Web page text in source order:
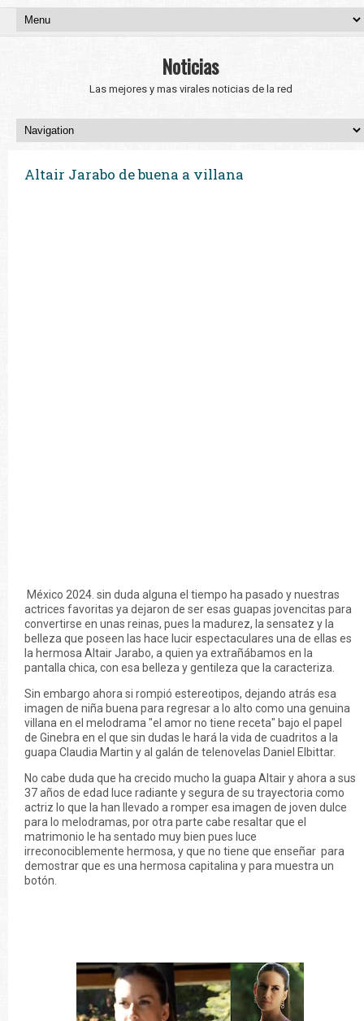
Noticias
Las mejores y mas virales noticias de la red
Altair Jarabo de buena a villana
México 2024. sin duda alguna el tiempo ha pasado y nuestras
actrices favoritas ya dejaron de ser esas guapas jovencitas para
convertirse en unas reinas, pues la madurez, la sensatez y la
belleza que poseen las hace lucir espectaculares una de ellas es
la hermosa Altair Jarabo, a quien ya extrañábamos en la
pantalla chica, con esa belleza y gentileza que la caracteriza.
Sin embargo ahora si rompió estereotipos, dejando atrás esa
imagen de niña buena para regresar a lo alto como una genuina
villana en el melodrama "el amor no tiene receta" bajo el papel
de Ginebra en el que sin dudas le hará la vida de cuadritos a la
guapa Claudia Martin y al galán de telenovelas Daniel Elbittar.
No cabe duda que ha crecido mucho la guapa Altair y ahora a sus
37 años de edad luce radiante y segura de su trayectoria como
actriz lo que la han llevado a romper esa imagen de joven dulce
para lo melodramas, por otra parte cabe resaltar que el
matrimonio le ha sentado muy bien pues luce
irreconociblemente hermosa, y que no tiene que enseñar para
demostrar que es una hermosa capitalina y para muestra un
botón.